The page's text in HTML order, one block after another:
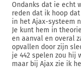
Ondanks dat ie echt
reden dat ik hoop
in het Ajax-systeem
Je kunt hem in
en aanval en overal
opvallen door zijn
je 442 spelen zou hij
maar bij Ajax zie ik